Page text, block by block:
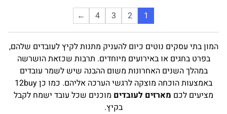
←
בתי עסקים נוטים כיום להעניק מתנות לקיץ לעובדים שלהם,
בפרט בחגים או באירועים מיוחדים. תרבות שכזאת הושרשה
במהלך השנים האחרונות משום ההבנה שיש לשמר עובדים
באמצעות הוכחה מוצקה לרגשי הערכה אליהם. כמו כן 12buy
מציעים לכםמארזים לעובדיםמוכנים שכל עובד ישמח לקבל
בקיץ.